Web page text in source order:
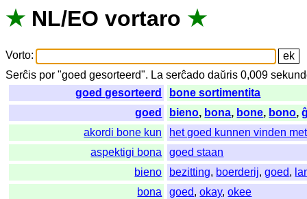
★ NL/EO vortaro ★
Vorto:
Serĉis por "goed gesorteerd". La serĉado daŭris 0,009
goed gesorteerd
bone sortimentita
goed
bieno, bona, bone, bono,
akordi bone kun
het goed kunnen vinden met
aspektigi bona
goed staan
bieno
bezitting, boerderij,goed,
bona
goed,okay,okee